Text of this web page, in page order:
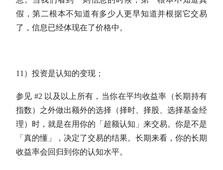
假，第二根本不知道有多少人更早知道并根据它交易
了，信息已经体现在了价格中。
11）投资是认知的变现；
参见 #2 以及以上所有，当你在平均收益率（长期持有
指数）之外做出额外的选择（择时 、择股、选择基金经
理）时，就是在用你的「超额认知」来交易。你是不是
「真的懂」，决定了交易的结果。长期来看，你的长期
收益率会回归到你的认知水平。